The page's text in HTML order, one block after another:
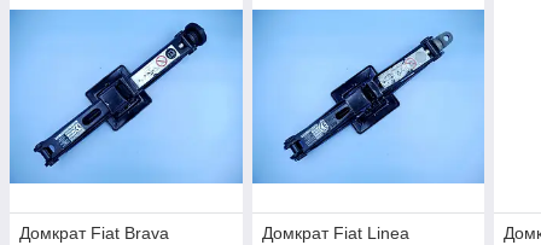
Домкрат Fiat Brava Домкрат Fiat Linea